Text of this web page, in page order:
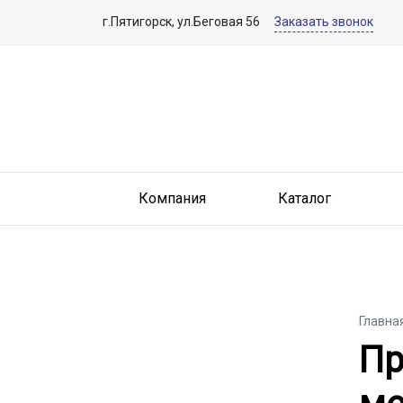
г.Пятигорск, ул.Беговая 56 Заказать звонок
Компания Каталог